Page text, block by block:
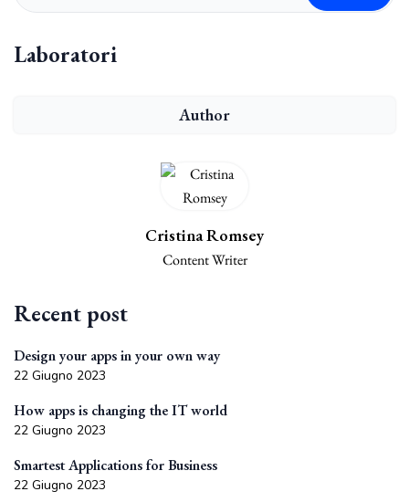
Laboratori
Author
Cristina Romsey
Content Writer
Recent post
Design your apps in your own way
22 Giugno 2023
How apps is changing the IT world
22 Giugno 2023
Smartest Applications for Business
22 Giugno 2023